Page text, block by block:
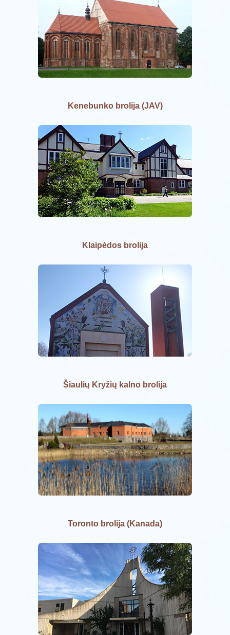
Kenebunko brolija (JAV)
Klaipėdos brolija
Šiaulių Kryžių kalno brolija
Toronto brolija (Kanada)